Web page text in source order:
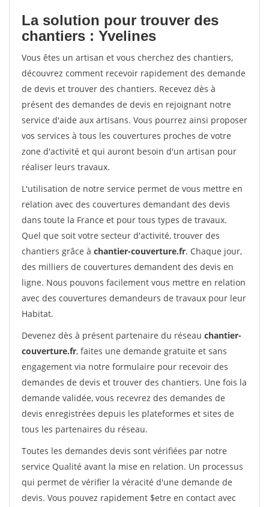
La solution pour trouver des
chantiers : Yvelines
Vous êtes un artisan et vous cherchez des chantiers,
découvrez comment recevoir rapidement des demande
de devis et trouver des chantiers. Recevez dès à
présent des demandes de devis en rejoignant notre
service d'aide aux artisans. Vous pourrez ainsi proposer
vos services à tous les couvertures proches de votre
zone d'activité et qui auront besoin d'un artisan pour
réaliser leurs travaux.
L'utilisation de notre service permet de vous mettre en
relation avec des couvertures demandant des devis
dans toute la France et pour tous types de travaux.
Quel que soit votre secteur d'activité, trouver des
chantiers grâce à chantier-couverture.fr. Chaque jour,
des milliers de couvertures demandent des devis en
ligne. Nous pouvons facilement vous mettre en relation
avec des couvertures demandeurs de travaux pour leur
Habitat.
Devenez dès à présent partenaire du réseau chantier-
couverture.fr, faites une demande gratuite et sans
engagement via notre formulaire pour recevoir des
demandes de devis et trouver des chantiers. Une fois la
demande validée, vous recevrez des demandes de
devis enregistrées depuis les plateformes et sites de
tous les partenaires du réseau.
Toutes les demandes devis sont vérifiées par notre
service Qualité avant la mise en relation. Un processus
qui permet de vérifier la véracité d'une demande de
devis. Vous pouvez rapidement $etre en contact avec